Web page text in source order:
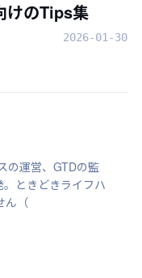
けのTips集
2026-01-30
の運営、GTDの監
ときどきライフハ
ん（